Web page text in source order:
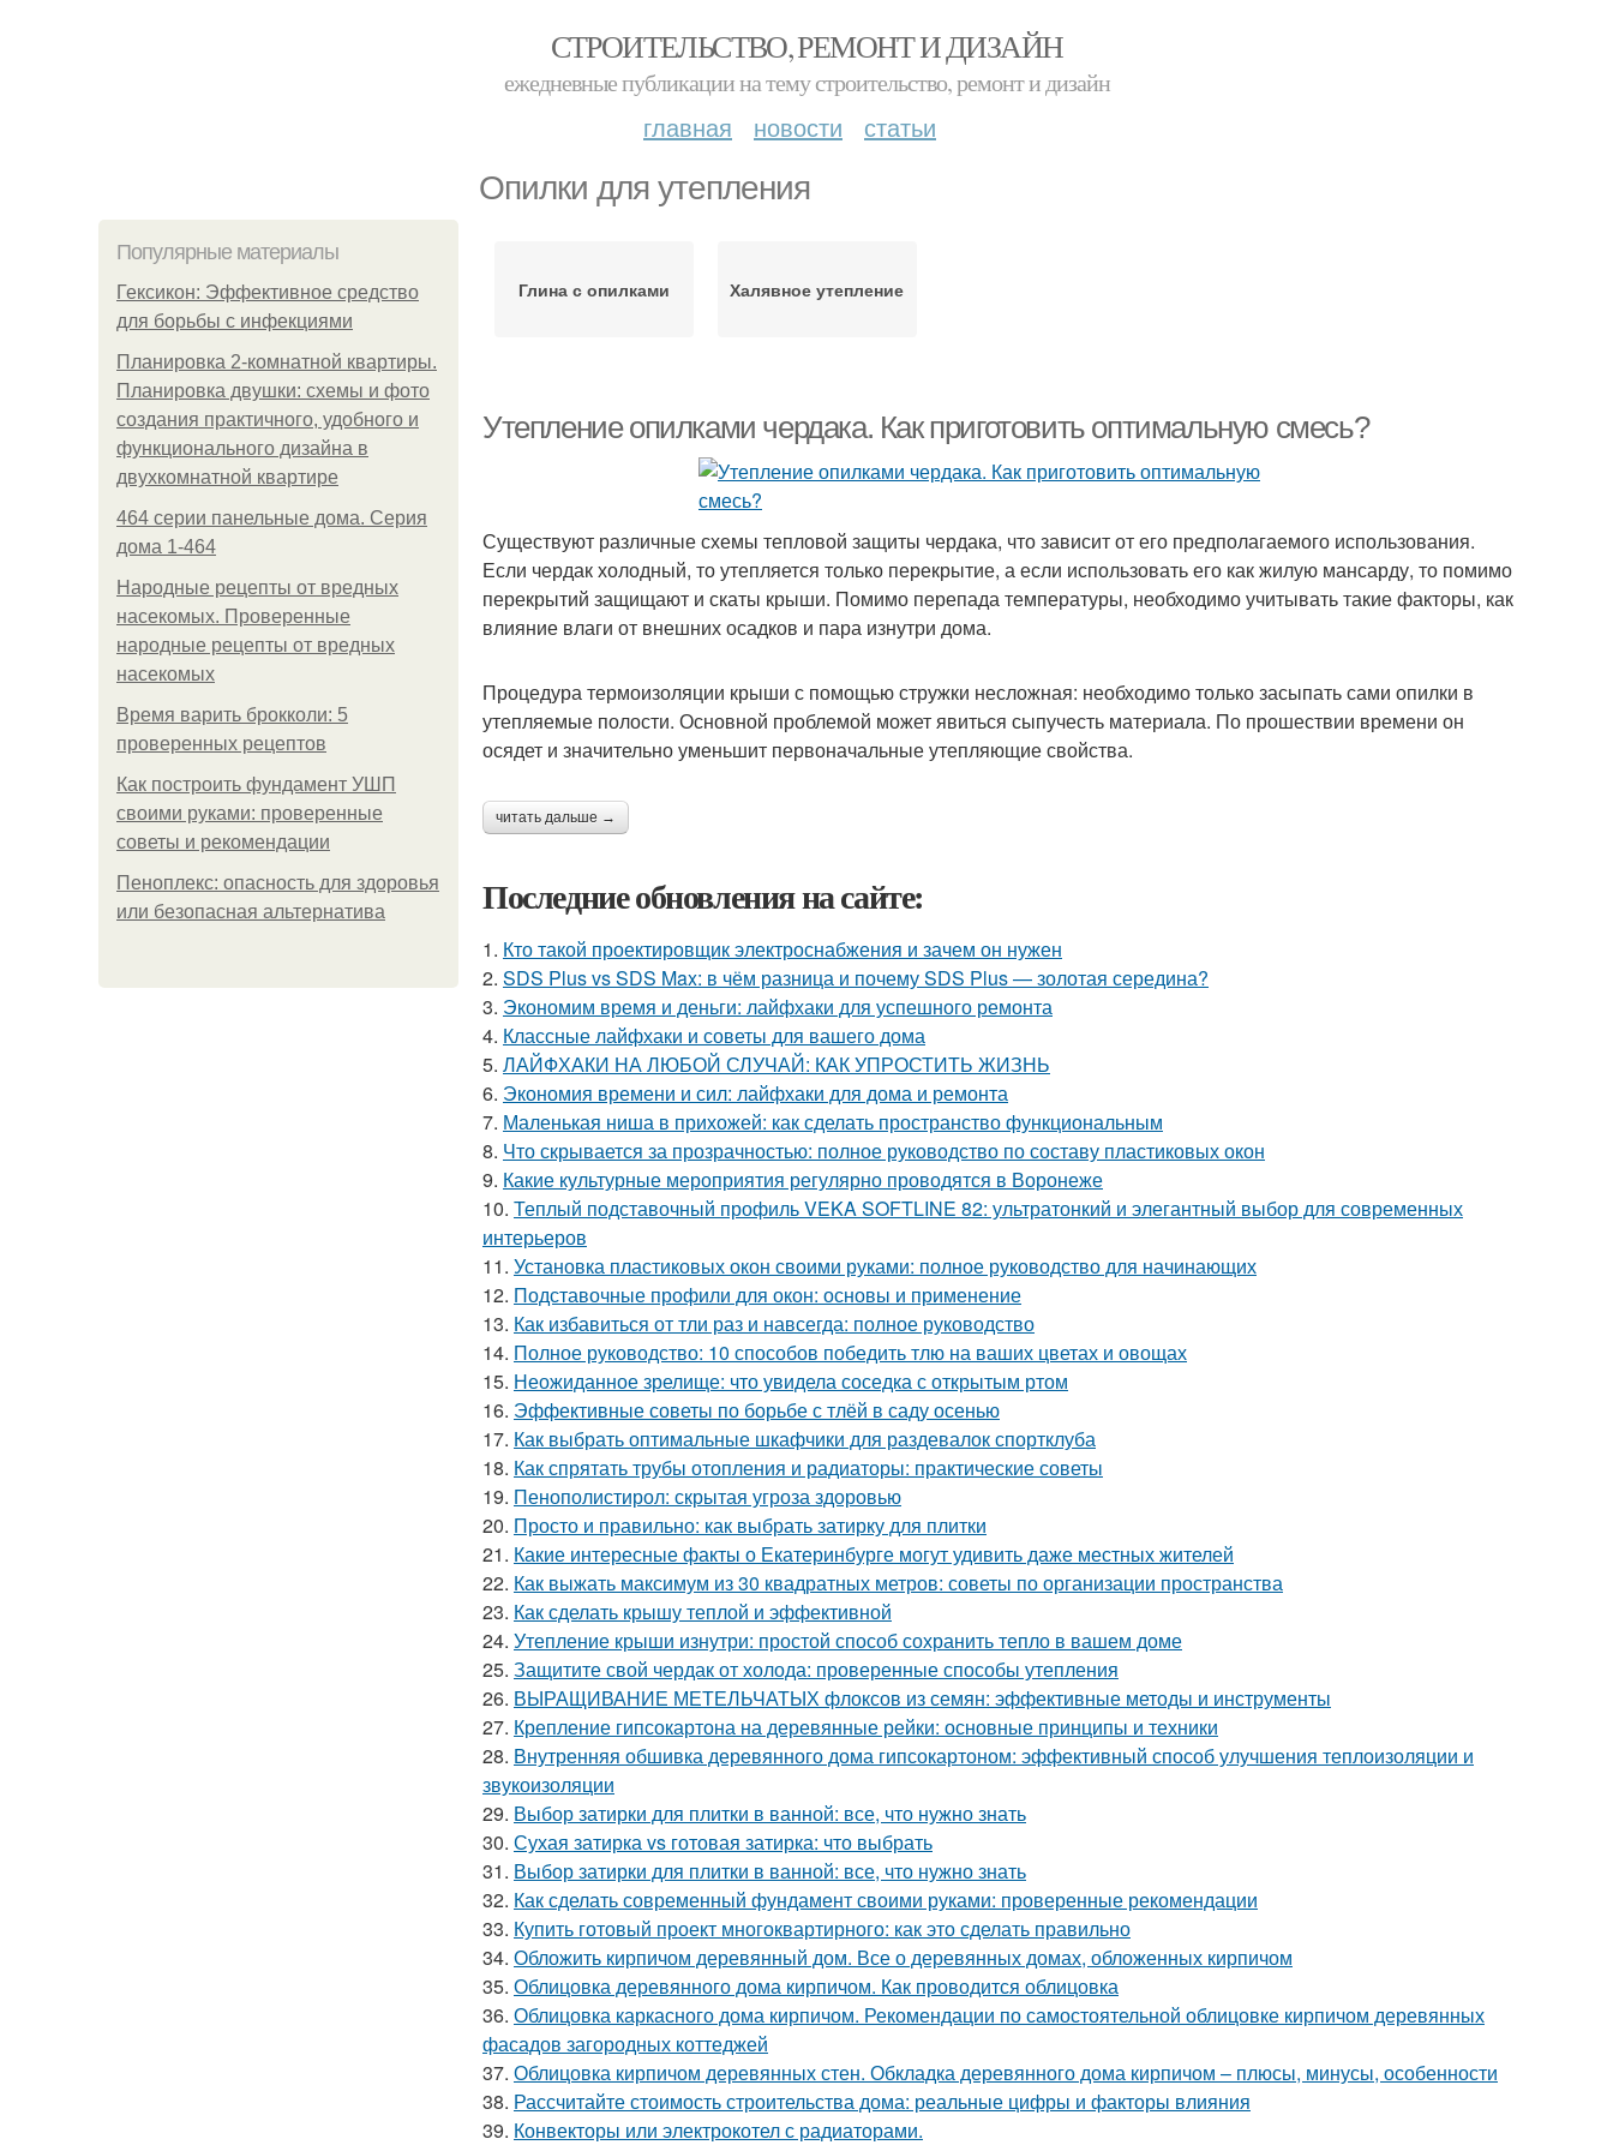
СТРОИТЕЛЬСТВО, РЕМОНТ И ДИЗАЙН
ежедневные публикации на тему строительство, ремонт и дизайн
главная новости статьи
Опилки для утепления
Популярные материалы
Гексикон: Эффективное средство
для борьбы с инфекциями
Планировка 2-комнатной квартиры.
Планировка двушки: схемы и фото
создания практичного, удобного и
функционального дизайна в
двухкомнатной квартире
464 серии панельные дома. Серия
дома 1-464
Народные рецепты от вредных
насекомых. Проверенные
народные рецепты от вредных
насекомых
Время варить брокколи: 5
проверенных рецептов
Как построить фундамент УШП
своими руками: проверенные
советы и рекомендации
Пеноплекс: опасность для здоровья
или безопасная альтернатива
Глина с опилками Халявное утепление
Утепление опилками чердака. Как приготовить оптимальную смесь?
Существуют различные схемы тепловой защиты чердака, что зависит от его предполагаемого использования.
Если чердак холодный, то утепляется только перекрытие, а если использовать его как жилую мансарду, то помимо
перекрытий защищают и скаты крыши. Помимо перепада температуры, необходимо учитывать такие факторы, как
влияние влаги от внешних осадков и пара изнутри дома.
Процедура термоизоляции крыши с помощью стружки несложная: необходимо только засыпать сами опилки в
утепляемые полости. Основной проблемой может явиться сыпучесть материала. По прошествии времени он
осядет и значительно уменьшит первоначальные утепляющие свойства.
читать дальше →
Последние обновления на сайте:
1. Кто такой проектировщик электроснабжения и зачем он нужен
2. SDS Plus vs SDS Max: в чём разница и почему SDS Plus — золотая середина?
3. Экономим время и деньги: лайфхаки для успешного ремонта
4. Классные лайфхаки и советы для вашего дома
5. ЛАЙФХАКИ НА ЛЮБОЙ СЛУЧАЙ: КАК УПРОСТИТЬ ЖИЗНЬ
6. Экономия времени и сил: лайфхаки для дома и ремонта
7. Маленькая ниша в прихожей: как сделать пространство функциональным
8. Что скрывается за прозрачностью: полное руководство по составу пластиковых окон
9. Какие культурные мероприятия регулярно проводятся в Воронеже
10. Теплый подставочный профиль VEKA SOFTLINE 82: ультратонкий и элегантный выбор для современных
интерьеров
11. Установка пластиковых окон своими руками: полное руководство для начинающих
12. Подставочные профили для окон: основы и применение
13. Как избавиться от тли раз и навсегда: полное руководство
14. Полное руководство: 10 способов победить тлю на ваших цветах и овощах
15. Неожиданное зрелище: что увидела соседка с открытым ртом
16. Эффективные советы по борьбе с тлёй в саду осенью
17. Как выбрать оптимальные шкафчики для раздевалок спортклуба
18. Как спрятать трубы отопления и радиаторы: практические советы
19. Пенополистирол: скрытая угроза здоровью
20. Просто и правильно: как выбрать затирку для плитки
21. Какие интересные факты о Екатеринбурге могут удивить даже местных жителей
22. Как выжать максимум из 30 квадратных метров: советы по организации пространства
23. Как сделать крышу теплой и эффективной
24. Утепление крыши изнутри: простой способ сохранить тепло в вашем доме
25. Защитите свой чердак от холода: проверенные способы утепления
26. ВЫРАЩИВАНИЕ МЕТЕЛЬЧАТЫХ флоксов из семян: эффективные методы и инструменты
27. Крепление гипсокартона на деревянные рейки: основные принципы и техники
28. Внутренняя обшивка деревянного дома гипсокартоном: эффективный способ улучшения теплоизоляции и
звукоизоляции
29. Выбор затирки для плитки в ванной: все, что нужно знать
30. Сухая затирка vs готовая затирка: что выбрать
31. Выбор затирки для плитки в ванной: все, что нужно знать
32. Как сделать современный фундамент своими руками: проверенные рекомендации
33. Купить готовый проект многоквартирного: как это сделать правильно
34. Обложить кирпичом деревянный дом. Все о деревянных домах, обложенных кирпичом
35. Облицовка деревянного дома кирпичом. Как проводится облицовка
36. Облицовка каркасного дома кирпичом. Рекомендации по самостоятельной облицовке кирпичом деревянных
фасадов загородных коттеджей
37. Облицовка кирпичом деревянных стен. Обкладка деревянного дома кирпичом – плюсы, минусы, особенности
38. Рассчитайте стоимость строительства дома: реальные цифры и факторы влияния
39. Конвекторы или электрокотел с радиаторами.